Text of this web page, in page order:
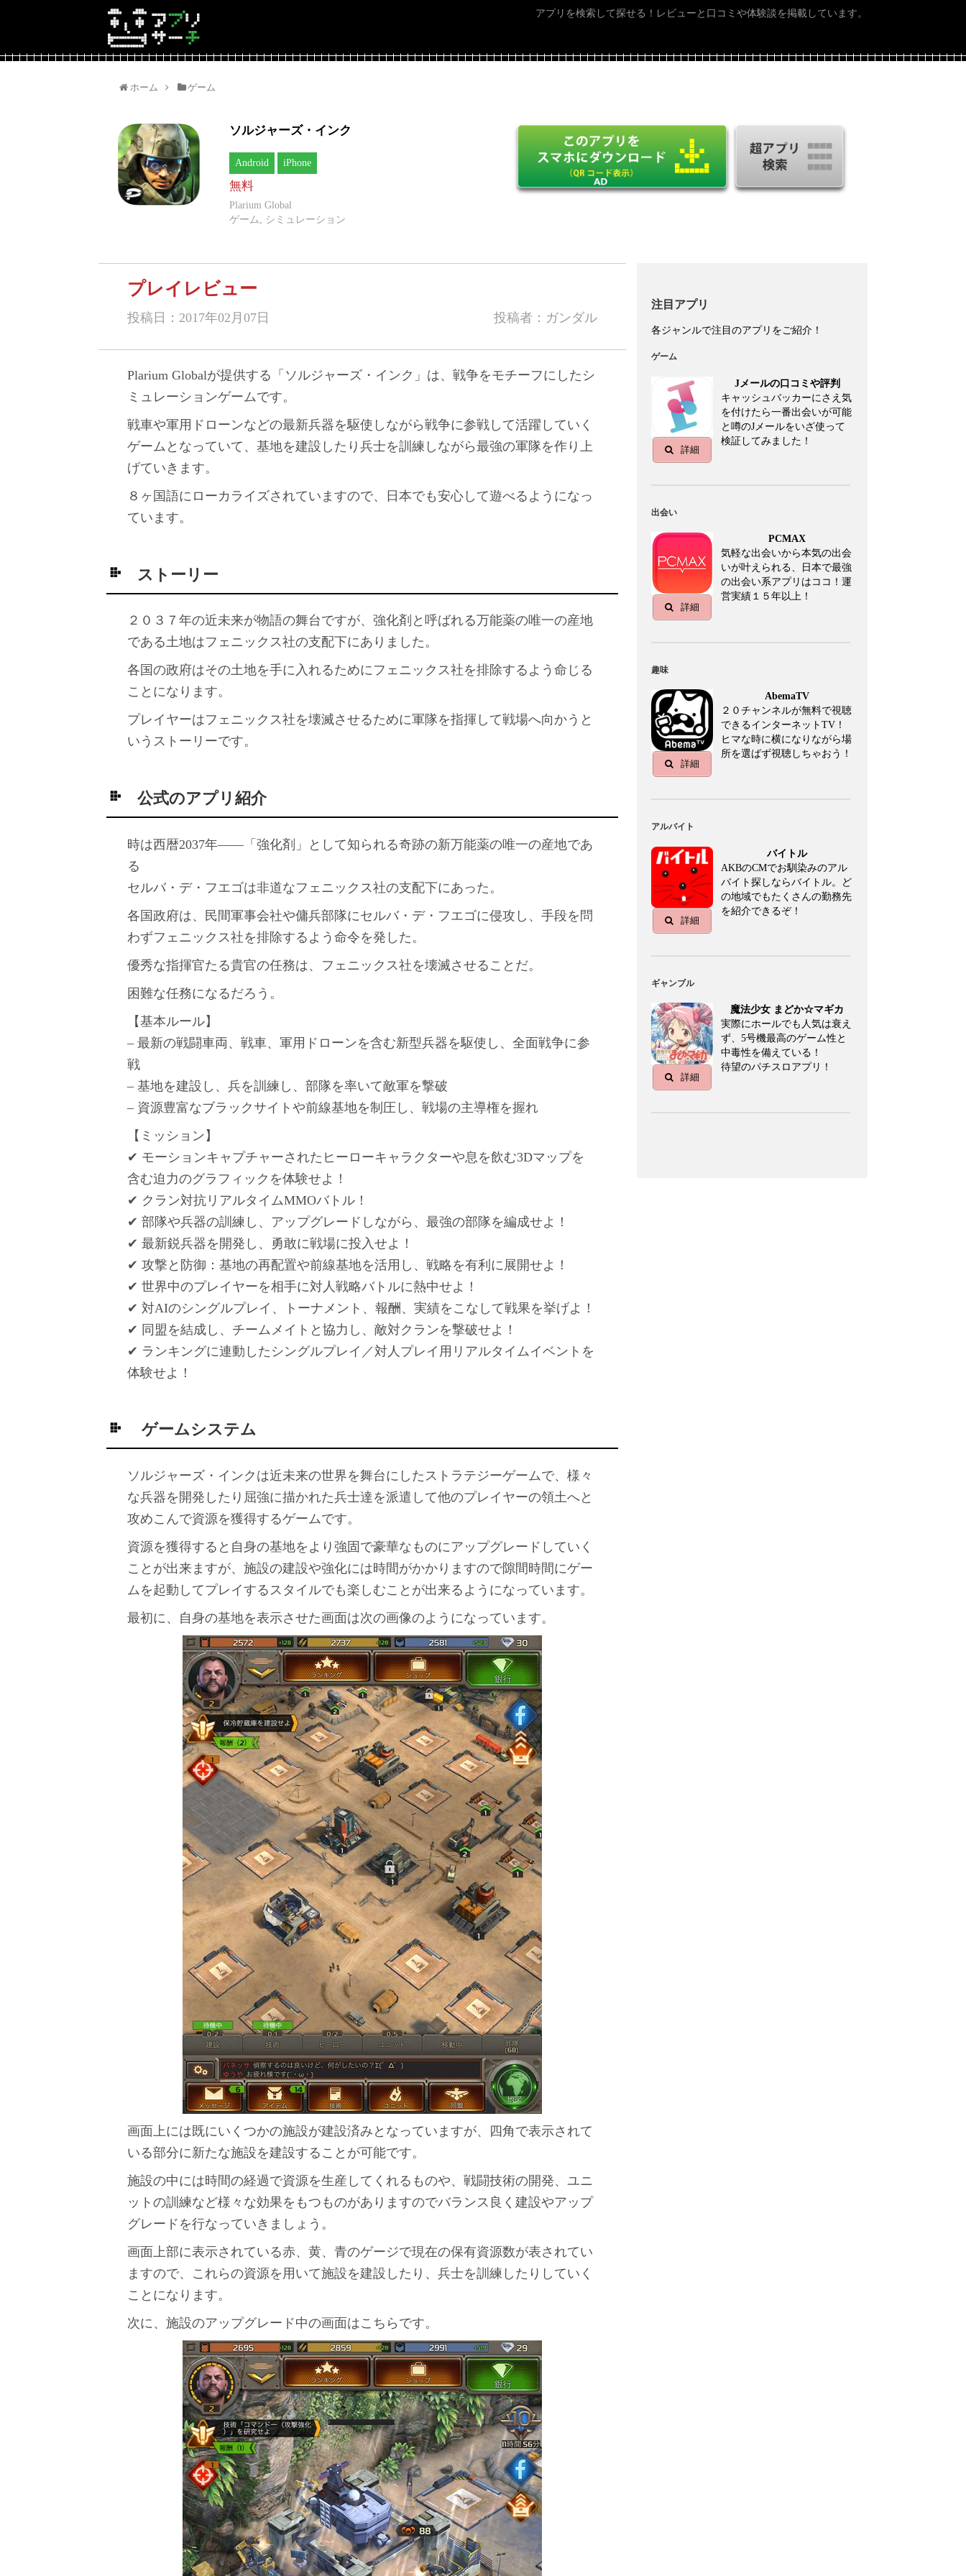
アプリを検索して探せる！レビューと口コミや体験談を掲載しています。
ホーム ゲーム
ソルジャーズ・インク
Android iPhone
無料
Plarium Global
ゲーム, シミュレーション
プレイレビュー
投稿日：2017年02月07日 投稿者：ガンダル
Plarium Globalが提供する「ソルジャーズ・インク」は、戦争をモチーフにしたシ
ミュレーションゲームです。
戦車や軍用ドローンなどの最新兵器を駆使しながら戦争に参戦して活躍していく
ゲームとなっていて、基地を建設したり兵士を訓練しながら最強の軍隊を作り上
げていきます。
８ヶ国語にローカライズされていますので、日本でも安心して遊べるようになっ
ています。
ストーリー
２０３７年の近未来が物語の舞台ですが、強化剤と呼ばれる万能薬の唯一の産地
である土地はフェニックス社の支配下にありました。
各国の政府はその土地を手に入れるためにフェニックス社を排除するよう命じる
ことになります。
プレイヤーはフェニックス社を壊滅させるために軍隊を指揮して戦場へ向かうと
いうストーリーです。
公式のアプリ紹介
時は西暦2037年――「強化剤」として知られる奇跡の新万能薬の唯一の産地であ
る
セルバ・デ・フエゴは非道なフェニックス社の支配下にあった。
各国政府は、民間軍事会社や傭兵部隊にセルバ・デ・フエゴに侵攻し、手段を問
わずフェニックス社を排除するよう命令を発した。
優秀な指揮官たる貴官の任務は、フェニックス社を壊滅させることだ。
困難な任務になるだろう。
【基本ルール】
– 最新の戦闘車両、戦車、軍用ドローンを含む新型兵器を駆使し、全面戦争に参
戦
– 基地を建設し、兵を訓練し、部隊を率いて敵軍を撃破
– 資源豊富なブラックサイトや前線基地を制圧し、戦場の主導権を握れ
【ミッション】
✔ モーションキャプチャーされたヒーローキャラクターや息を飲む3Dマップを
含む迫力のグラフィックを体験せよ！
✔ クラン対抗リアルタイムMMOバトル！
✔ 部隊や兵器の訓練し、アップグレードしながら、最強の部隊を編成せよ！
✔ 最新鋭兵器を開発し、勇敢に戦場に投入せよ！
✔ 攻撃と防御：基地の再配置や前線基地を活用し、戦略を有利に展開せよ！
✔ 世界中のプレイヤーを相手に対人戦略バトルに熱中せよ！
✔ 対AIのシングルプレイ、トーナメント、報酬、実績をこなして戦果を挙げよ！
✔ 同盟を結成し、チームメイトと協力し、敵対クランを撃破せよ！
✔ ランキングに連動したシングルプレイ／対人プレイ用リアルタイムイベントを
体験せよ！
ゲームシステム
ソルジャーズ・インクは近未来の世界を舞台にしたストラテジーゲームで、様々
な兵器を開発したり屈強に描かれた兵士達を派遣して他のプレイヤーの領土へと
攻めこんで資源を獲得するゲームです。
資源を獲得すると自身の基地をより強固で豪華なものにアップグレードしていく
ことが出来ますが、施設の建設や強化には時間がかかりますので隙間時間にゲー
ムを起動してプレイするスタイルでも楽しむことが出来るようになっています。
最初に、自身の基地を表示させた画面は次の画像のようになっています。
画面上には既にいくつかの施設が建設済みとなっていますが、四角で表示されて
いる部分に新たな施設を建設することが可能です。
施設の中には時間の経過で資源を生産してくれるものや、戦闘技術の開発、ユニ
ットの訓練など様々な効果をもつものがありますのでバランス良く建設やアップ
グレードを行なっていきましょう。
画面上部に表示されている赤、黄、青のゲージで現在の保有資源数が表されてい
ますので、これらの資源を用いて施設を建設したり、兵士を訓練したりしていく
ことになります。
次に、施設のアップグレード中の画面はこちらです。
注目アプリ
各ジャンルで注目のアプリをご紹介！
ゲーム
詳細
Jメールの口コミや評判
キャッシュバッカーにさえ気
を付けたら一番出会いが可能
と噂のJメールをいざ使って
検証してみました！
出会い
詳細
PCMAX
気軽な出会いから本気の出会
いが叶えられる、日本で最強
の出会い系アプリはココ！運
営実績１５年以上！
趣味
詳細
AbemaTV
２０チャンネルが無料で視聴
できるインターネットTV！
ヒマな時に横になりながら場
所を選ばず視聴しちゃおう！
アルバイト
詳細
バイトル
AKBのCMでお馴染みのアル
バイト探しならバイトル。ど
の地域でもたくさんの勤務先
を紹介できるぞ！
ギャンブル
詳細
魔法少女 まどか☆マギカ
実際にホールでも人気は衰え
ず、5号機最高のゲーム性と
中毒性を備えている！
待望のパチスロアプリ！